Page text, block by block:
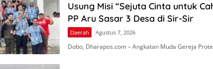
Usung Misi “Sejuta Cinta untuk
PP Aru Sasar 3 Desa di Sir-Sir
Daerah Agustus 7, 2026
Dobo, Dharapos.com – Angkatan Muda Gereja